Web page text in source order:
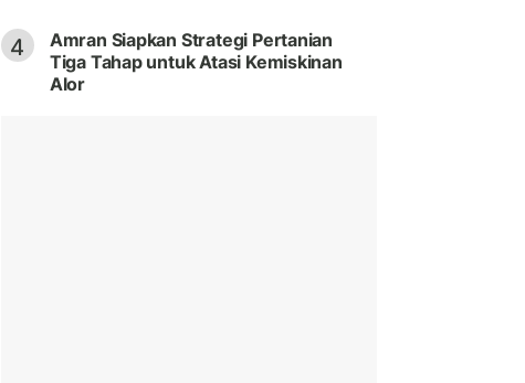
4
Amran Siapkan Strategi Pertanian
Tiga Tahap untuk Atasi Kemiskinan
Alor